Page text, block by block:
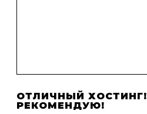
ОТЛИЧНЫЙ ХОСТИНГ!
РЕКОМЕНДУЮ!